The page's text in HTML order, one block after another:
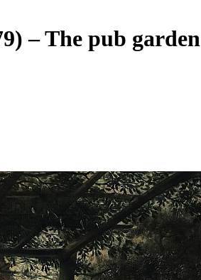
– The pub garden